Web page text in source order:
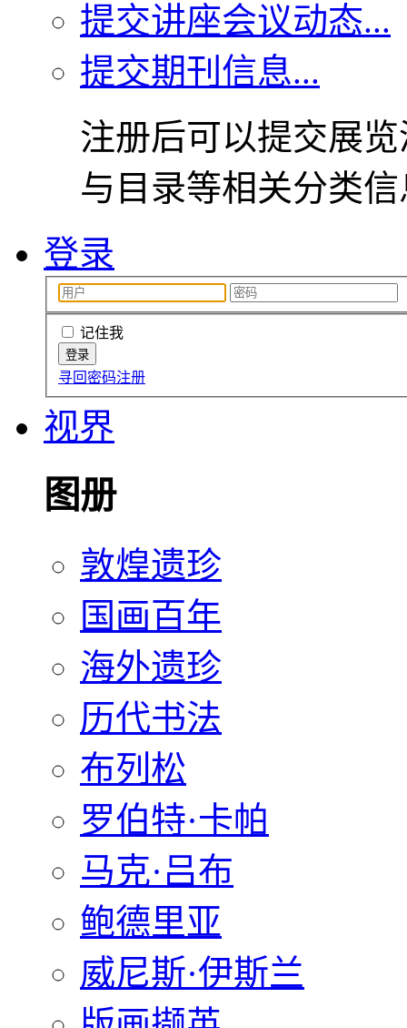
提交讲座会议动态...
提交期刊信息...
注册后可以提交展
与目录等相关分类
登录
记住我
寻回密码注册
视界
图册
敦煌遗珍
国画百年
海外遗珍
历代书法
布列松
罗伯特·卡帕
马克·吕布
鲍德里亚
威尼斯·伊斯兰